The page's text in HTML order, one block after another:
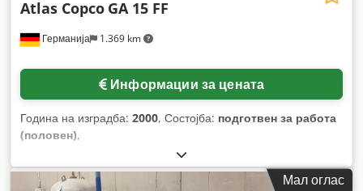
Германија 1.369 km
Atlas Copco GA 15 FF
Информации за цената
Година на изградба: 2000, Состојба: подготвен за работа
(половен),
Мал оглас